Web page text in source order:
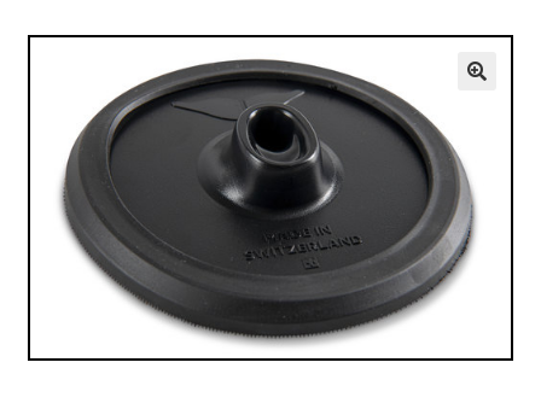
KÄYTETYT
YRITYS
TARJOUKSET